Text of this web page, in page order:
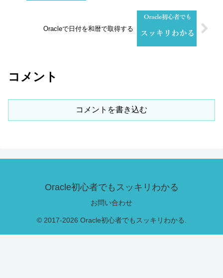
Oracleで日付を和暦で取得する
コメント
コメントを書き込む
Oracle初心者でもスッキリわかる
お問い合わせ
© 2017-2026 Oracle初心者でもスッキリわかる.